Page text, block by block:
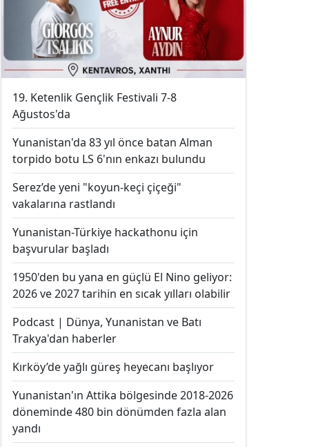
19. Ketenlik Gençlik Festivali 7-8
Ağustos'da
Yunanistan'da 83 yıl önce batan Alman
torpido botu LS 6'nın enkazı bulundu
Serez’de yeni "koyun-keçi çiçeği"
vakalarına rastlandı
Yunanistan-Türkiye hackathonu için
başvurular başladı
1950'den bu yana en güçlü El Nino geliyor:
2026 ve 2027 tarihin en sıcak yılları olabilir
Podcast | Dünya, Yunanistan ve Batı
Trakya'dan haberler
Kırköy’de yağlı güreş heyecanı başlıyor
Yunanistan'ın Attika bölgesinde 2018-2026
döneminde 480 bin dönümden fazla alan
yandı